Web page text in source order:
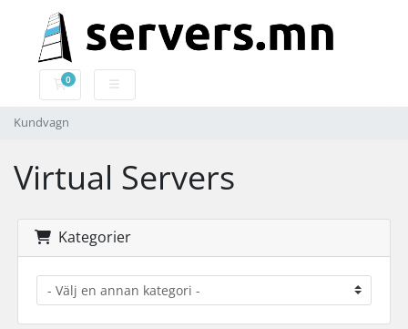
0
Kundvagn
Kundvagn
Virtual Servers
Kategorier